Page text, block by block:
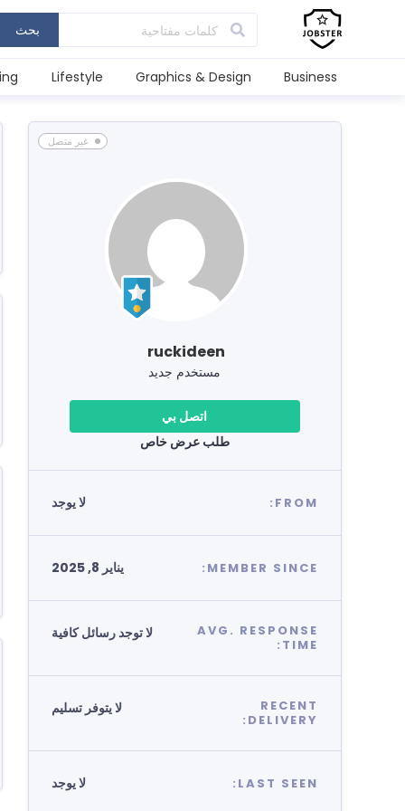
بحث
Business
Graphics & Design
Lifestyle
غير متصل
ruckideen
مستخدم جديد
اتصل بي
طلب عرض خاص
FROM: لا يوجد
MEMBER SINCE: يناير 8, 2025
AVG. RESPONSE
TIME:
لا توجد رسائل كافية
RECENT
DELIVERY:
لا يتوفر تسليم
LAST SEEN: لا يوجد